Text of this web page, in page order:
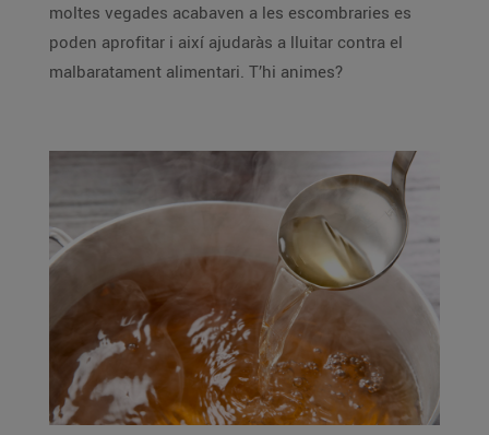
moltes vegades acabaven a les escombraries es
poden aprofitar i així ajudaràs a lluitar contra el
malbaratament alimentari. T’hi animes?